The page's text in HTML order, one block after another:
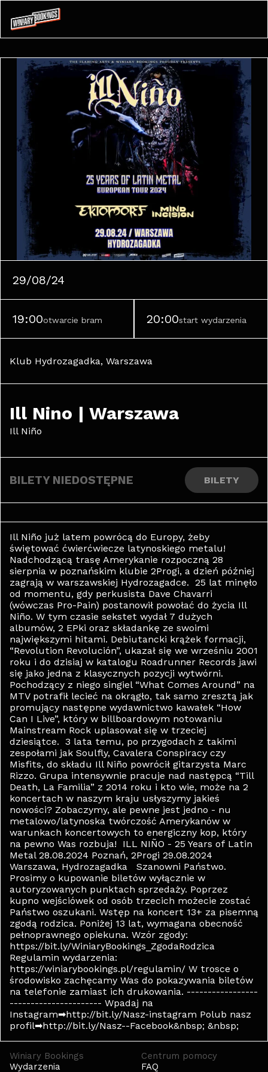
29/08/24
19:00otwarcie bram 20:00start wydarzenia
Klub Hydrozagadka, Warszawa
Ill Nino | Warszawa
Ill Niño
BILETY NIEDOSTĘPNE BILETY
Ill Niño już latem powrócą do Europy, żeby
świętować ćwierćwiecze latynoskiego metalu!
Nadchodzącą trasę Amerykanie rozpoczną 28
sierpnia w poznańskim klubie 2Progi, a dzień później
zagrają w warszawskiej Hydrozagadce. 25 lat minęło
od momentu, gdy perkusista Dave Chavarri
(wówczas Pro-Pain) postanowił powołać do życia Ill
Niño. W tym czasie sekstet wydał 7 dużych
albumów, 2 EPki oraz składankę ze swoimi
największymi hitami. Debiutancki krążek formacji,
“Revolution Revolución”, ukazał się we wrześniu 2001
roku i do dzisiaj w katalogu Roadrunner Records jawi
się jako jedna z klasycznych pozycji wytwórni.
Pochodzący z niego singiel “What Comes Around” na
MTV potrafił lecieć na okrągło, tak samo zresztą jak
promujący następne wydawnictwo kawałek “How
Can I Live”, który w billboardowym notowaniu
Mainstream Rock uplasował się w trzeciej
dziesiątce. 3 lata temu, po przygodach z takimi
zespołami jak Soulfly, Cavalera Conspiracy czy
Misfits, do składu Ill Niño powrócił gitarzysta Marc
Rizzo. Grupa intensywnie pracuje nad następcą “Till
Death, La Familia” z 2014 roku i kto wie, może na 2
koncertach w naszym kraju usłyszymy jakieś
nowości? Zobaczymy, ale pewne jest jedno - nu
metalowo/latynoska twórczość Amerykanów w
warunkach koncertowych to energiczny kop, który
na pewno Was rozbuja! ILL NIÑO - 25 Years of Latin
Metal 28.08.2024 Poznań, 2Progi 29.08.2024
Warszawa, Hydrozagadka Szanowni Państwo.
Prosimy o kupowanie biletów wyłącznie w
autoryzowanych punktach sprzedaży. Poprzez
kupno wejściówek od osób trzecich możecie zostać
Państwo oszukani. Wstęp na koncert 13+ za pisemną
zgodą rodzica. Poniżej 13 lat, wymagana obecność
pełnoprawnego opiekuna. Wzór zgody:
https://bit.ly/WiniaryBookings_ZgodaRodzica
Regulamin wydarzenia:
https://winiarybookings.pl/regulamin/ W trosce o
środowisko zachęcamy Was do pokazywania biletów
na telefonie zamiast ich drukowania. -----------------
---------------------- Wpadaj na
Instagram➡http://bit.ly/Nasz-instagram Polub nasz
profil➡http://bit.ly/Nasz--Facebook&nbsp; &nbsp;
Winiary Bookings
Wydarzenia
Centrum pomocy
FAQ